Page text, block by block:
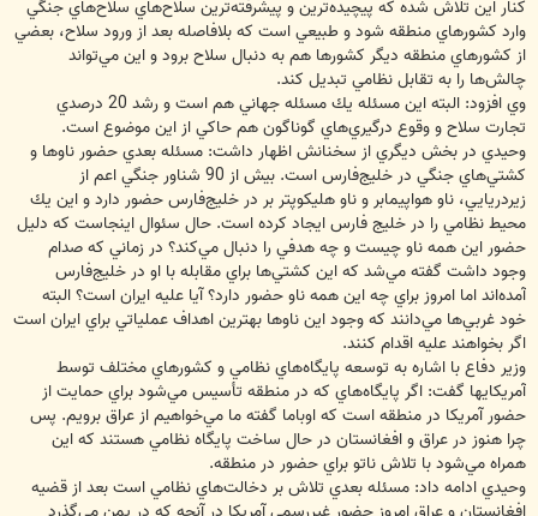
كنار اين تلاش شده كه پيچيده‌ترين و پيشرفته‌ترين سلاح‌هاي سلاح‌هاي جنگي
وارد كشورهاي منطقه شود و طبيعي است كه بلافاصله بعد از ورود سلاح، بعضي
از كشورهاي منطقه ديگر كشورها هم به دنبال سلاح برود و اين مي‌تواند
چالش‌ها را به تقابل نظامي تبديل كند.
وي افزود: البته اين مسئله يك مسئله جهاني هم است و رشد 20 درصدي
تجارت سلاح و وقوع درگيري‌هاي گوناگون هم حاكي از اين موضوع است.
وحيدي در بخش ديگري از سخنانش اظهار داشت: مسئله بعدي حضور ناوها و
كشتي‌هاي جنگي در خليج‌فارس است. بيش از 90 شناور جنگي اعم از
زير‌دريايي، ناو هواپيمابر و ناو هليكوپتر بر در خليج‌فارس حضور دارد و اين يك
محيط نظامي را در خليج فارس ايجاد كرده است. حال سئوال اينجاست كه دليل
حضور اين همه ناو چيست و چه هدفي را دنبال مي‌كند؟ در زماني كه صدام
وجود داشت گفته مي‌شد كه اين كشتي‌ها براي مقابله با او در خليج‌فارس
آمده‌اند اما امروز براي چه اين همه ناو حضور دارد؟ آيا عليه ايران است؟ البته
خود غربي‌ها مي‌دانند كه وجود اين ناوها بهترين اهداف عملياتي براي ايران است
اگر بخواهند عليه اقدام كنند.
وزير دفاع با اشاره به توسعه پايگاه‌هاي نظامي و كشورهاي مختلف توسط
آمريكايها گفت: اگر پايگاه‌هاي كه در منطقه تأسيس مي‌شود براي حمايت از
حضور آمريكا در منطقه است كه اوباما گفته ما مي‌خواهيم از عراق برويم. پس
چرا هنوز در عراق و افغانستان در حال ساخت پايگاه نظامي هستند كه اين
همراه مي‌شود با تلاش ناتو براي حضور در منطقه.
وحيدي ادامه داد: مسئله بعدي تلاش بر دخالت‌هاي نظامي است بعد از قضيه